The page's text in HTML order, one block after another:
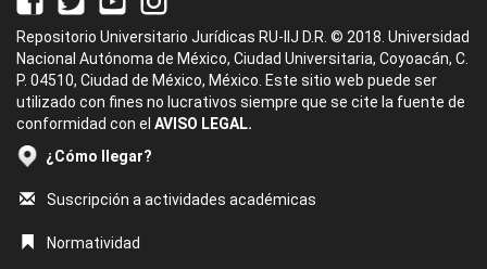
Repositorio Universitario Jurídicas RU-IIJ D.R. © 2018. Universidad
Nacional Autónoma de México, Ciudad Universitaria, Coyoacán, C.
P. 04510, Ciudad de México, México. Este sitio web puede ser
utilizado con fines no lucrativos siempre que se cite la fuente de
conformidad con el AVISO LEGAL.
¿Cómo llegar?
Suscripción a actividades académicas
Normatividad